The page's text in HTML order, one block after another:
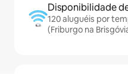
Disponibilidade
120 aluguéis por
(Friburgo na